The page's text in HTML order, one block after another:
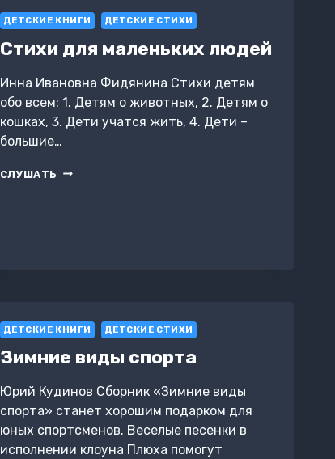
ДЕТСКИЕ КНИГИ ДЕТСКИЕ СТИХИ
Стихи для маленьких людей
Инна Ивановна Фидянина Стихи детям
обо всем: 1. Детям о животных, 2. Детям о
кошках, 3. Дети учатся жить, 4. Дети –
большие…
СЛУШАТЬ СТИХИ
ДЕТСКИЕ КНИГИ ДЕТСКИЕ СТИХИ
Зимние виды спорта
Юрий Кудинов Сборник «Зимние виды
спорта» станет хорошим подарком для
юных спортсменов. Веселые песенки в
исполнении клоуна Плюха помогут